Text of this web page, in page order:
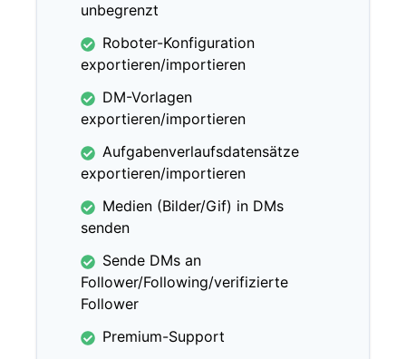
unbegrenzt
Roboter-Konfiguration
exportieren/importieren
DM-Vorlagen
exportieren/importieren
Aufgabenverlaufsdatensätze
exportieren/importieren
Medien (Bilder/Gif) in DMs
senden
Sende DMs an
Follower/Following/verifizierte
Follower
Premium-Support